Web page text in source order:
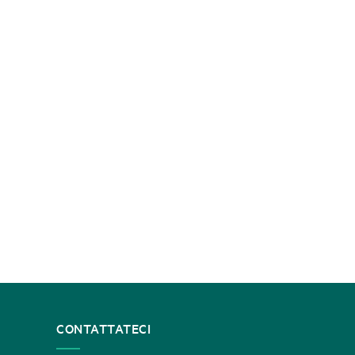
CONTATTATECI